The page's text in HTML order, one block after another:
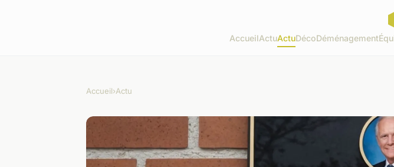
AccueilActuActuDécoDéménagement
Accueil›Actu